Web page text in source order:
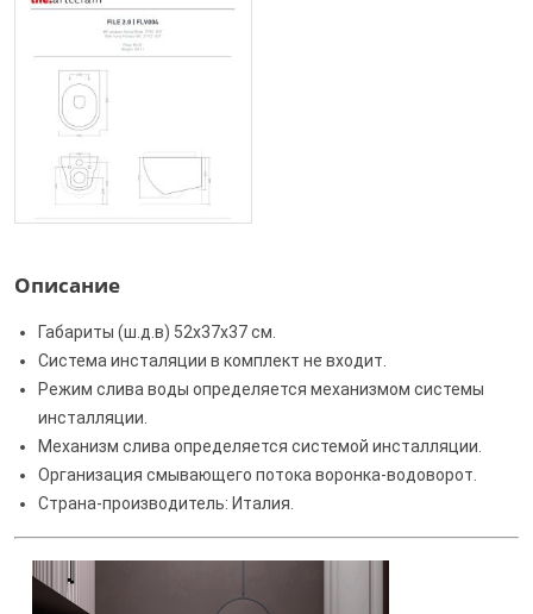
Описание
Габариты (ш.д.в) 52x37x37 см.
Система инсталяции в комплект не входит.
Режим слива воды определяется механизмом системы
инсталляции.
Механизм слива определяется системой инсталляции.
Организация смывающего потока воронка-водоворот.
Страна-производитель: Италия.